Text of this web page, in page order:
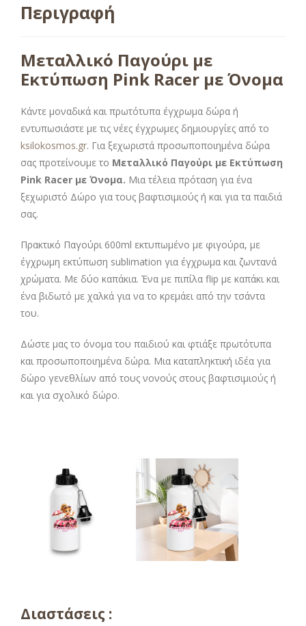
Περιγραφή
Μεταλλικό Παγούρι με
Εκτύπωση Pink Racer με Όνομα
Κάντε μοναδικά και πρωτότυπα έγχρωμα δώρα ή
εντυπωσιάστε με τις νέες έγχρωμες δημιουργίες από το
ksilokosmos.gr. Για ξεχωριστά προσωποποιημένα δώρα
σας προτείνουμε το Μεταλλικό Παγούρι με Εκτύπωση
Pink Racer με Όνομα. Μια τέλεια πρόταση για ένα
ξεχωριστό Δώρο για τους βαφτισιμιούς ή και για τα παιδιά
σας.
Πρακτικό Παγούρι 600ml εκτυπωμένο με φιγούρα, με
έγχρωμη εκτύπωση sublimation για έγχρωμα και ζωντανά
χρώματα. Με δύο καπάκια. Ένα με πιπίλα flip με καπάκι και
ένα βιδωτό με χαλκά για να το κρεμάει από την τσάντα
του.
Δώστε μας το όνομα του παιδιού και φτιάξε πρωτότυπα
και προσωποποιημένα δώρα. Μια καταπληκτική ιδέα για
δώρο γενεθλίων από τους νονούς στους βαφτισιμιούς ή
και για σχολικό δώρο.
Διαστάσεις :